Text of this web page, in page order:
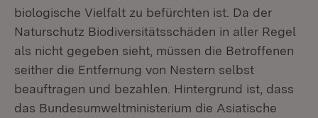
biologische Vielfalt zu befürchten ist. Da der
Naturschutz Biodiversitätsschäden in aller Regel
als nicht gegeben sieht, müssen die Betroffenen
seither die Entfernung von Nestern selbst
beauftragen und bezahlen. Hintergrund ist, dass
das Bundesumweltministerium die Asiatische